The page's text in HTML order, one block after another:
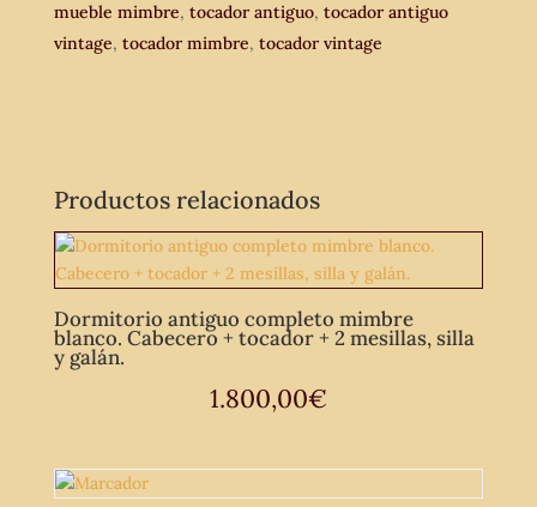
vintage.
cantidad
mueble mimbre, tocador antiguo, tocador antiguo
vintage, tocador mimbre, tocador vintage
Productos relacionados
Dormitorio antiguo completo mimbre
blanco. Cabecero + tocador + 2 mesillas, silla
y galán.
1.800,00€